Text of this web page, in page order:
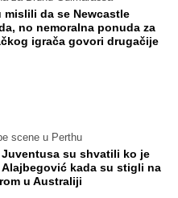
mislili da se Newcastle
no nemoralna ponuda za
igrača govori drugačije
scene u Perthu
Juventusa su shvatili ko je
Alajbegović kada su stigli na
u Australiji